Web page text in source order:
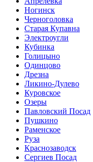
Ногинск
Черноголовка
Старая Купавна
Электроугли
Кубинка
Голицыно
Одинцово
Дрезна
Ликино-Дулево
Куровское
Озеры
Павловский Посад
Пушкино
Раменское
Руза
Краснозаводск
Сергиев Посад